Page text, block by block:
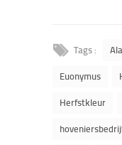
Tags :
Euonymus
Herfstkleur